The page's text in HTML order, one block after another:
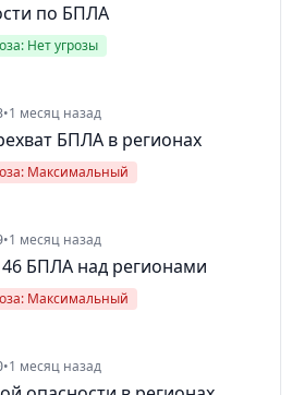
по БПЛА
Нет угрозы
•1 месяц назад
БПЛА в регионах
Максимальный
•1 месяц назад
БПЛА над регионами
Максимальный
•1 месяц назад